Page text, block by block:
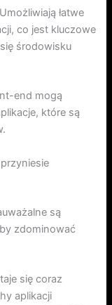
łatwe
co jest kluczowe
środowisku
end mogą
które są
są
zdominować
się coraz
aplikacji